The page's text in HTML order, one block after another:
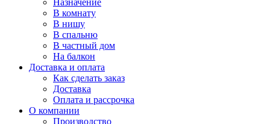
Назначение
В комнату
В нишу
В спальню
В частный дом
На балкон
Доставка и оплата
Как сделать заказ
Доставка
Оплата и рассрочка
О компании
Производство